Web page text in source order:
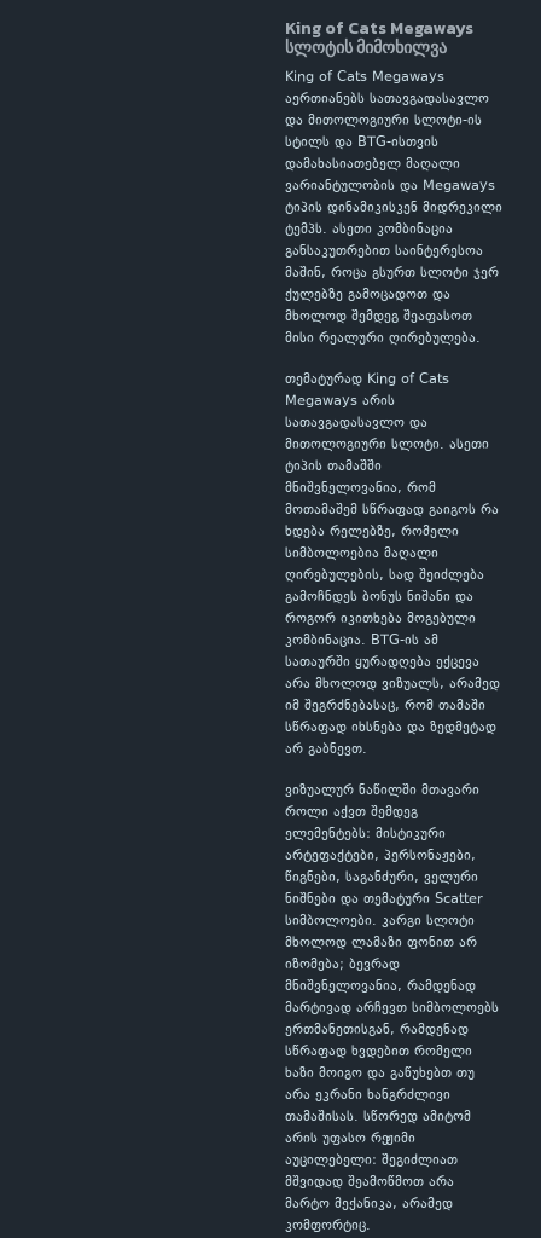
King of Cats Megaways
სლოტის მიმოხილვა
King of Cats Megaways
აერთიანებს სათავგადასავლო
და მითოლოგიური სლოტი-ის
სტილს და BTG-ისთვის
დამახასიათებელ მაღალი
ვარიანტულობის და Megaways
ტიპის დინამიკისკენ მიდრეკილი
ტემპს. ასეთი კომბინაცია
განსაკუთრებით საინტერესოა
მაშინ, როცა გსურთ სლოტი ჯერ
ქულებზე გამოცადოთ და
მხოლოდ შემდეგ შეაფასოთ
მისი რეალური ღირებულება.
თემატურად King of Cats
Megaways არის
სათავგადასავლო და
მითოლოგიური სლოტი. ასეთი
ტიპის თამაშში
მნიშვნელოვანია, რომ
მოთამაშემ სწრაფად გაიგოს რა
ხდება რელებზე, რომელი
სიმბოლოებია მაღალი
ღირებულების, სად შეიძლება
გამოჩნდეს ბონუს ნიშანი და
როგორ იკითხება მოგებული
კომბინაცია. BTG-ის ამ
სათაურში ყურადღება ექცევა
არა მხოლოდ ვიზუალს, არამედ
იმ შეგრძნებასაც, რომ თამაში
სწრაფად იხსნება და ზედმეტად
არ გაბნევთ.
ვიზუალურ ნაწილში მთავარი
როლი აქვთ შემდეგ
ელემენტებს: მისტიკური
არტეფაქტები, პერსონაჟები,
წიგნები, საგანძური, ველური
ნიშნები და თემატური Scatter
სიმბოლოები. კარგი სლოტი
მხოლოდ ლამაზი ფონით არ
იზომება; ბევრად
მნიშვნელოვანია, რამდენად
მარტივად არჩევთ სიმბოლოებს
ერთმანეთისგან, რამდენად
სწრაფად ხვდებით რომელი
ხაზი მოიგო და გაწუხებთ თუ
არა ეკრანი ხანგრძლივი
თამაშისას. სწორედ ამიტომ
არის უფასო რეჟიმი
აუცილებელი: შეგიძლიათ
მშვიდად შეამოწმოთ არა
მარტო მექანიკა, არამედ
კომფორტიც.